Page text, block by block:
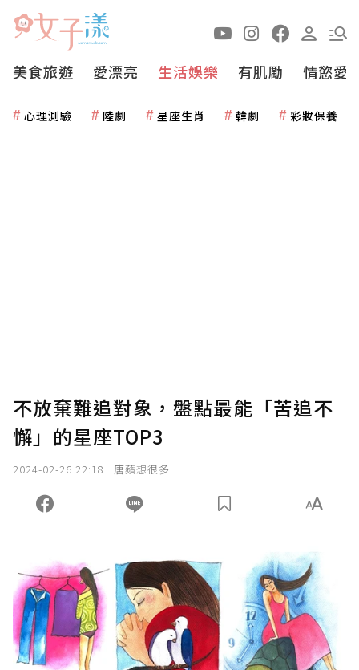
美食旅遊 愛漂亮 生活娛樂 有肌勵 情慾愛
心理測驗 陸劇 星座生肖 韓劇 彩妝保養
不放棄難追對象，盤點最能「苦追不
懈」的星座TOP3
2024-02-26 22:18 唐蘋想很多